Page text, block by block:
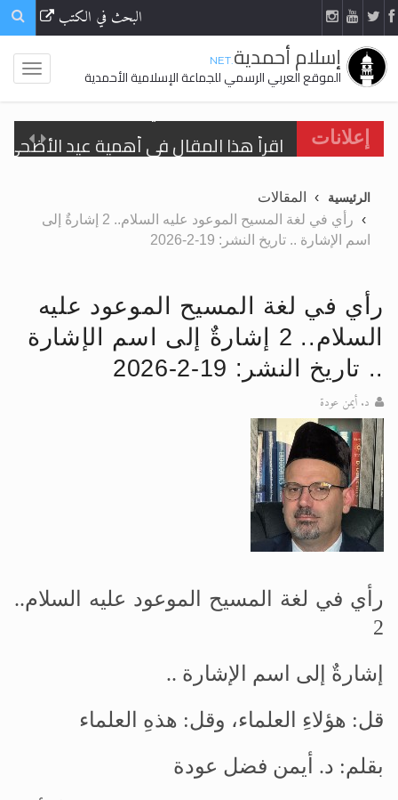
البحث في الكتب
إسلام أحمدية.NET
الموقع العربي الرسمي للجماعة الإسلامية الأحمدية
إعلانات
اقرأ هذا المقال في أهمية عيد
تعميم هامّ لأفراد الجماعة >> المزيد
تعميم هامّ لأفراد الجماعة >> المزيد
اقرأ هذا الكتاب وتعرّف على حقيقة
الحجّ.. دلالات، حِكم، وأهداف >> المزيد
اقرأ هذا المقال في أهمية عيد
الرئيسية
المقالات
رأي في لغة المسيح الموعود عليه السلام.. 2 إشارةٌ إلى
اسم الإشارة .. تاريخ النشر: 19-2-2026
رأي في لغة المسيح الموعود عليه
السلام.. 2 إشارةٌ إلى اسم الإشارة
.. تاريخ النشر: 19-2-2026
د. أيمن عودة
رأي في لغة المسيح الموعود عليه السلام..
2
إشارةٌ إلى اسم الإشارة ..
قل: هؤلاءِ العلماء، وقل: هذهِ العلماء
بقلم: د. أيمن فضل عودة